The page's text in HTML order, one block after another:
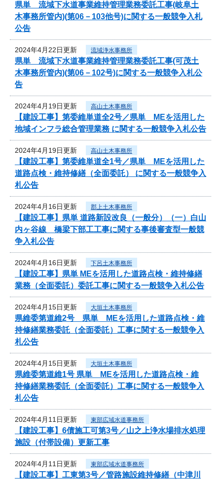
県単 流域下水道事業維持管理業務委託工事(岐阜土
木事務所管内)(第06－103他号)に関する一般競争入札
公告
2024年4月22日更新 流域浄水事務所
県単 流域下水道事業維持管理業務委託工事(可茂土
木事務所管内)(第06－102号)に関する一般競争入札公
告
2024年4月19日更新 高山土木事務所
【建設工事】第委維単道全2号／県単 MEを活用した
地域インフラ総合管理業務 に関する一般競争入札公告
2024年4月19日更新 高山土木事務所
【建設工事】第委維単道全1号／県単 MEを活用した
道路点検・維持修繕（全面委託） に関する一般競争入
札公告
2024年4月16日更新 郡上土木事務所
【建設工事】県単 道路新設改良（一般分）（一）白山
内ヶ谷線 橋梁下部工工事に関する事後審査型一般競
争入札公告
2024年4月16日更新 下呂土木事務所
【建設工事】県単 MEを活用した道路点検・維持修繕
業務（全面委託）委託工事に関する一般競争入札公告
2024年4月15日更新 大垣土木事務所
県維委第道維2号 県単 MEを活用した道路点検・維
持修繕業務委託（全面委託）工事に関する一般競争入
札公告
2024年4月15日更新 大垣土木事務所
県維委第道維1号 県単 MEを活用した道路点検・維
持修繕業務委託（全面委託）工事に関する一般競争入
札公告
2024年4月11日更新 東部広域水道事務所
【建設工事】6債施工可第3号／山之上浄水場排水処理
施設（付帯設備）更新工事
2024年4月11日更新 東部広域水道事務所
【建設工事】工東第3号／管路施設維持修繕（中津川